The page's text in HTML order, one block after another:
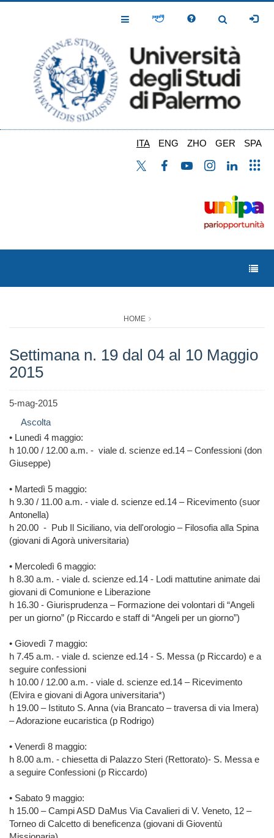
Toggle
Toggle
ITA ENG ZHO GER SPA
HOME
Settimana n. 19 dal 04 al 10 Maggio
2015
5-mag-2015
Ascolta
• Lunedì 4 maggio:
h 10.00 / 12.00 a.m. - viale d. scienze ed.14 – Confessioni (don
Giuseppe)
• Martedì 5 maggio:
h 9.30 / 11.00 a.m. - viale d. scienze ed.14 – Ricevimento (suor
Antonella)
h 20.00 - Pub Il Siciliano, via dell'orologio – Filosofia alla Spina
(giovani di Agorà universitaria)
• Mercoledì 6 maggio:
h 8.30 a.m. - viale d. scienze ed.14 - Lodi mattutine animate dai
giovani di Comunione e Liberazione
h 16.30 - Giurisprudenza – Formazione dei volontari di “Angeli
per un giorno” (p Riccardo e staff di “Angeli per un giorno”)
• Giovedì 7 maggio:
h 7.45 a.m. - viale d. scienze ed.14 - S. Messa (p Riccardo) e a
seguire confessioni
h 10.00 / 12.00 a.m. - viale d. scienze ed.14 – Ricevimento
(Elvira e giovani di Agora universitaria*)
h 19.00 – Istituto S. Anna (via Brancato – traversa di via Imera)
– Adorazione eucaristica (p Rodrigo)
• Venerdì 8 maggio:
h 8.00 a.m. - chiesetta di Palazzo Steri (Rettorato)- S. Messa e
a seguire Confessioni (p Riccardo)
• Sabato 9 maggio:
h 15.00 – Campi ASD DaMus Via Cavalieri di V. Veneto, 12 –
Torneo di Calcetto di beneficenza (giovani di Gioventù